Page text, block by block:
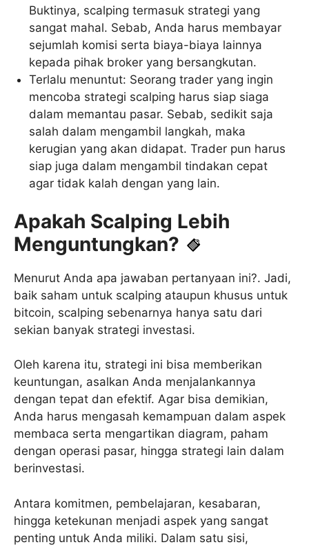
Buktinya, scalping termasuk strategi yang
sangat mahal. Sebab, Anda harus membayar
sejumlah komisi serta biaya-biaya lainnya
kepada pihak broker yang bersangkutan.
Terlalu menuntut: Seorang trader yang ingin
mencoba strategi scalping harus siap siaga
dalam memantau pasar. Sebab, sedikit saja
salah dalam mengambil langkah, maka
kerugian yang akan didapat. Trader pun harus
siap juga dalam mengambil tindakan cepat
agar tidak kalah dengan yang lain.
Apakah Scalping Lebih
Menguntungkan?
Menurut Anda apa jawaban pertanyaan ini?. Jadi,
baik saham untuk scalping ataupun khusus untuk
bitcoin, scalping sebenarnya hanya satu dari
sekian banyak strategi investasi.
Oleh karena itu, strategi ini bisa memberikan
keuntungan, asalkan Anda menjalankannya
dengan tepat dan efektif. Agar bisa demikian,
Anda harus mengasah kemampuan dalam aspek
membaca serta mengartikan diagram, paham
dengan operasi pasar, hingga strategi lain dalam
berinvestasi.
Antara komitmen, pembelajaran, kesabaran,
hingga ketekunan menjadi aspek yang sangat
penting untuk Anda miliki. Dalam satu sisi,